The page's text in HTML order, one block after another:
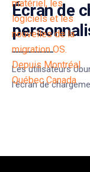
Écran de
Les utilisateurs
l’écran de